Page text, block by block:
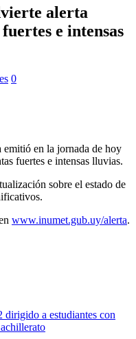
alerta
e intensas
0
en la jornada de hoy
fuertes e intensas lluvias.
sobre el estado de
www.inumet.gub.uy/alerta.
a estudiantes con